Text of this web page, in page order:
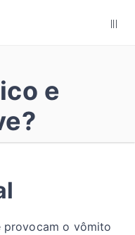
e
provocam o vômito